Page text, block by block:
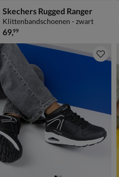
Skechers Rugged Ranger
Klittenbandschoenen - zwart
€ 69,99
69,99